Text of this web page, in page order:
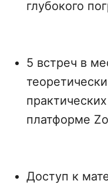
глубокого
5 встреч в
платформе
Доступ к